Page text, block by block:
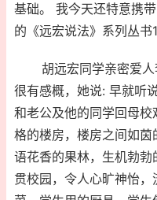
基础。 我今天还特意携
的《远宏说法》系列丛书
胡远宏同学亲密爱人
很有感概，她说: 早就听
和老公及他的同学回母
格的楼房，楼房之间如
语花香的果林，生机勃
贯校园，令人心旷神怡